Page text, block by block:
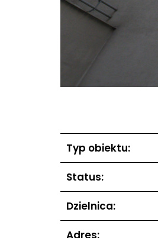
Typ obiektu:
Status:
Dzielnica:
Adres: